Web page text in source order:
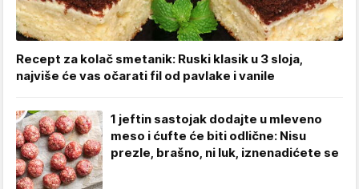
Recept za kolač smetanik: Ruski klasik u 3 sloja,
najviše će vas očarati fil od pavlake i vanile
1 jeftin sastojak dodajte u mleveno
meso i ćufte će biti odlične: Nisu
prezle, brašno, ni luk, iznenadićete se